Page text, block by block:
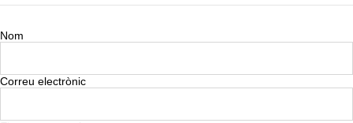
Nom
Correu electrònic